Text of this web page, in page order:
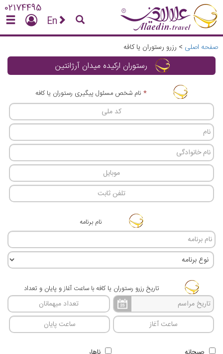
02174495
En
صفحه اصلی > رزرو رستوران یا کافه
رستوران ارکیده میدان آرژانتین
* نام شخص مسئول پیگیری رستوران یا کافه
نام برنامه
تاریخ رزرو رستوران یا کافه با ساعت آغاز و پایان و تعداد